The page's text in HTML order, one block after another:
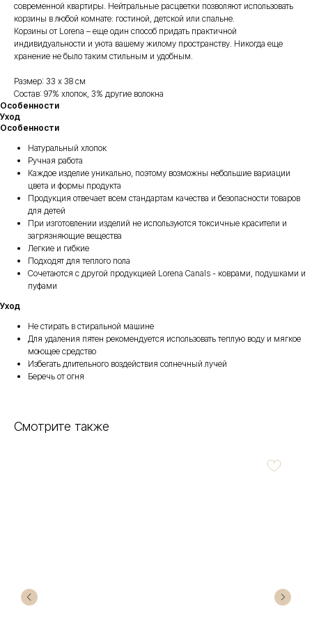
современной квартиры. Нейтральные расцветки позволяют использовать
корзины в любой комнате: гостиной, детской или спальне.
Корзины от Lorena – еще один способ придать практичной
индивидуальности и уюта вашему жилому пространству. Никогда еще
хранение не было таким стильным и удобным.
Размер: 33 х 38 см
Состав: 97% хлопок, 3% другие волокна
Особенности
Уход
Особенности
Натуральный хлопок
Ручная работа
Каждое изделие уникально, поэтому возможны небольшие вариации
цвета и формы продукта
Продукция отвечает всем стандартам качества и безопасности товаров
для детей
При изготовлении изделий не используются токсичные красители и
загрязняющие вещества
Легкие и гибкие
Подходят для теплого пола
Сочетаются с другой продукцией Lorena Canals - коврами, подушками и
пуфами
Уход
Не стирать в стиральной машине
Для удаления пятен рекомендуется использовать теплую воду и мягкое
моющее средство
Избегать длительного воздействия солнечный лучей
Беречь от огня
Смотрите также